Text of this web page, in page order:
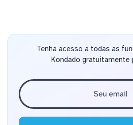
Tenha acesso a todas as
Kondado gratuitamente